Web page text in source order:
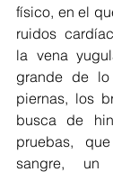
físico, en el
ruidos
la vena
grande de
piernas, los
busca de
pruebas,
sangre, un